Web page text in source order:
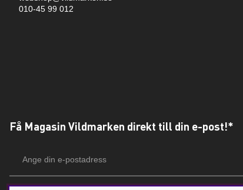
010-45 99 012
Få Magasin Vildmarken direkt till din e-post!*
postadress